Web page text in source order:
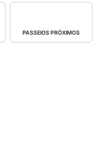
PASSEIOS PRÓXIMOS